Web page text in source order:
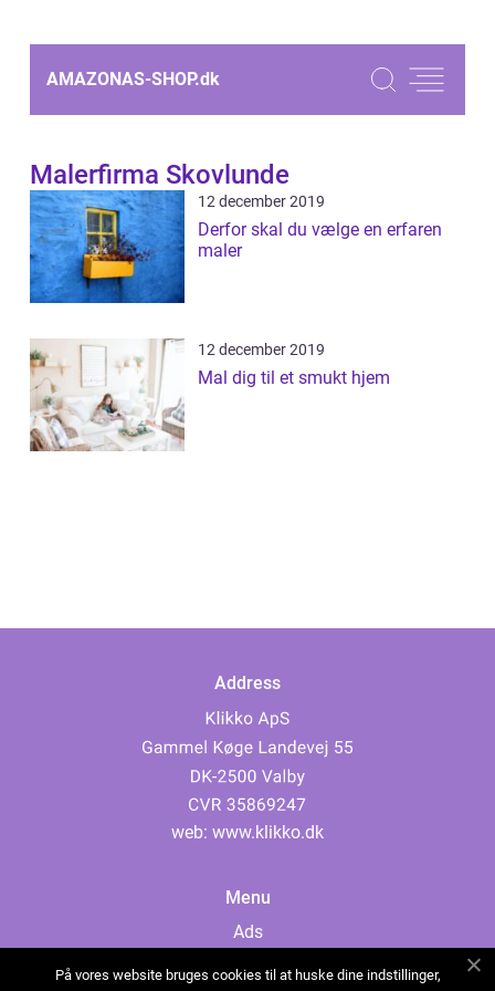
AMAZONAS-SHOP.dk
Malerfirma Skovlunde
12 december 2019
Derfor skal du vælge en erfaren
maler
12 december 2019
Mal dig til et smukt hjem
Address
web: www.klikko.dk
Menu
Ads
På vores website bruges cookies til at huske dine indstillinger,